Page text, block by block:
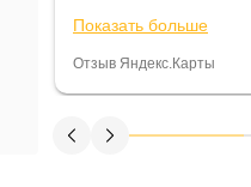
спидометре всегда
постоянно были на
Считаю, что это
Показать больше
Отзыв Яндекс.Карты